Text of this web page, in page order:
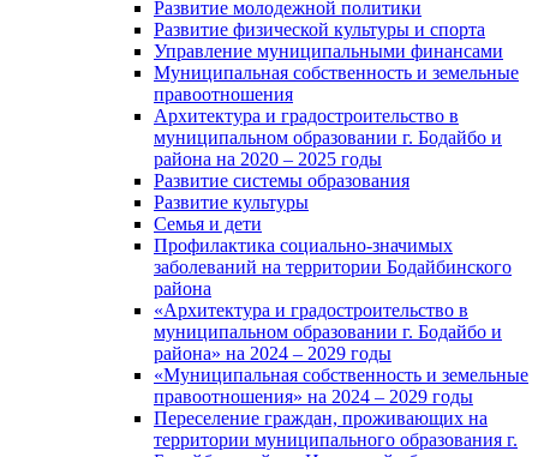
Развитие молодежной политики
Развитие физической культуры и спорта
Управление муниципальными финансами
Муниципальная собственность и земельные
правоотношения
Архитектура и градостроительство в
муниципальном образовании г. Бодайбо и
района на 2020 – 2025 годы
Развитие системы образования
Развитие культуры
Семья и дети
Профилактика социально-значимых
заболеваний на территории Бодайбинского
района
«Архитектура и градостроительство в
муниципальном образовании г. Бодайбо и
района» на 2024 – 2029 годы
«Муниципальная собственность и земельные
правоотношения» на 2024 – 2029 годы
Переселение граждан, проживающих на
территории муниципального образования г.